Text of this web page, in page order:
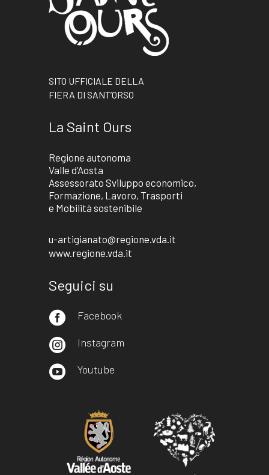
SITO UFFICIALE DELLA
FIERA DI SANT’ORSO
La Saint Ours
Regione autonoma
Valle d’Aosta
Assessorato Sviluppo economico,
Formazione, Lavoro, Trasporti
e Mobilità sostenibile
u-artigianato@regione.vda.it
www.regione.vda.it
Seguici su
 Facebook
 Instagram
 Youtube